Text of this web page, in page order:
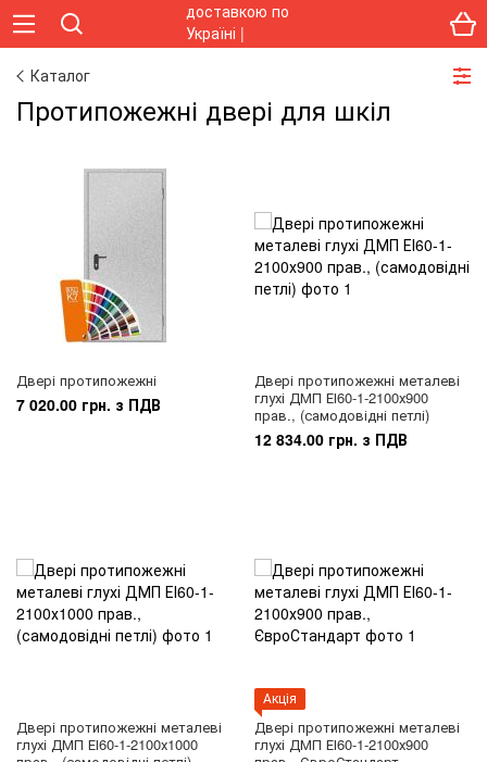
Каталог
Протипожежні двері для шкіл
Двері протипожежні
7 020.00 грн. з ПДВ
Двері протипожежні металеві
глухі ДМП ЕІ60-1-2100х900
прав., (самодовідні петлі)
12 834.00 грн. з ПДВ
Двері протипожежні металеві
глухі ДМП ЕІ60-1-2100х1000
Акція
Двері протипожежні металеві
глухі ДМП ЕІ60-1-2100х900